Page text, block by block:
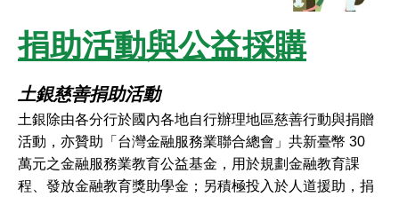
捐助活動與公益採購
土銀慈善捐助活動
土銀除由各分行於國內各地自行辦理地區慈善行動與捐贈
活動，亦贊助「台灣金融服務業聯合總會」共新臺幣 30
萬元之金融服務業教育公益基金，用於規劃金融教育課
程、發放金融教育獎助學金；另積極投入於人道援助，捐